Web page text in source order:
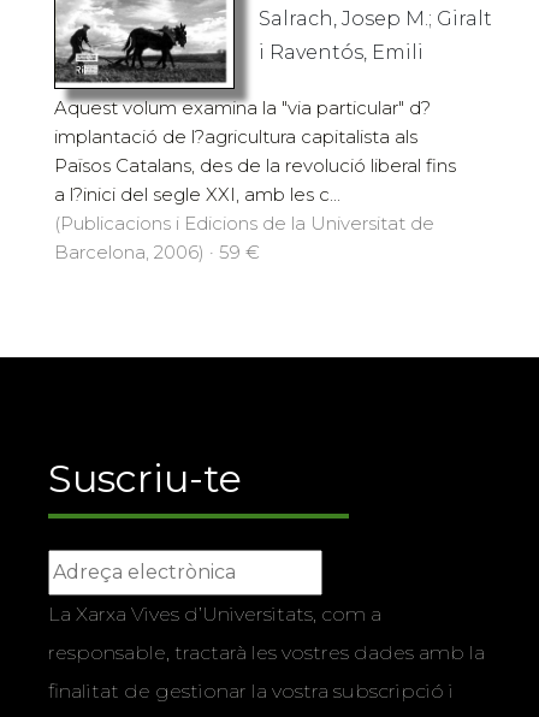
Salrach, Josep M.; Giralt
i Raventós, Emili
Aquest volum examina la "via particular" d?
implantació de l?agricultura capitalista als
Països Catalans, des de la revolució liberal fins
a l?inici del segle XXI, amb les c...
(Publicacions i Edicions de la Universitat de
Barcelona, 2006) · 59 €
Suscriu-te
La Xarxa Vives d’Universitats, com a
responsable, tractarà les vostres dades amb la
finalitat de gestionar la vostra subscripció i